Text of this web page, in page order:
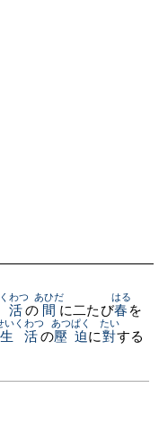
活
わつ
の 間
あひだ
に二たび春
はる
を
生活
いくわつ
の壓迫
あつぱく
に對
たい
する